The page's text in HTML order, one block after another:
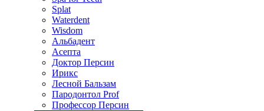
Splat
Waterdent
Wisdom
Альбадент
Асепта
Доктор Персин
Ирикс
Лесной Бальзам
Пародонтол Prof
Профессор Персин